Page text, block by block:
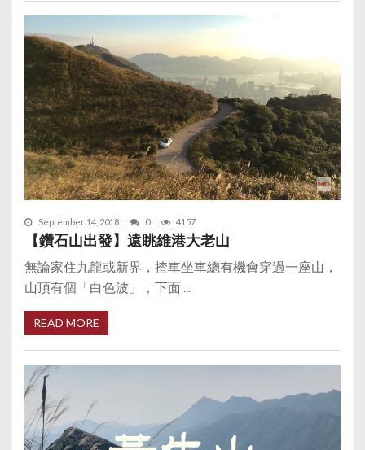
September 14, 2018 0 4157
【鑽石山出發】遠眺維港大老山
無論家住九龍或新界，揸車坐車總有機會穿過一座山，
山頂有個「白色波」，下面 ...
READ MORE